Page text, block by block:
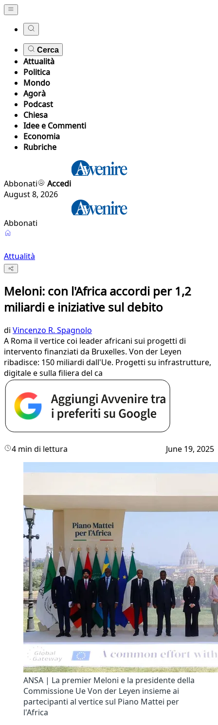
Cerca
Attualità
Politica
Mondo
Agorà
Podcast
Chiesa
Idee e Commenti
Economia
Rubriche
Abbonati
Accedi
August 8, 2026
Abbonati
Attualità
Meloni: con l'Africa accordi per 1,2
miliardi e iniziative sul debito
di Vincenzo R. Spagnolo
A Roma il vertice coi leader africani sui progetti di
intervento finanziati da Bruxelles. Von der Leyen
ribadisce: 150 miliardi dall'Ue. Progetti su infrastrutture,
digitale e sulla filiera del ca
4 min di lettura June 19, 2025
ANSA | La premier Meloni e la presidente della
Commissione Ue Von der Leyen insieme ai
partecipanti al vertice sul Piano Mattei per
l'Africa